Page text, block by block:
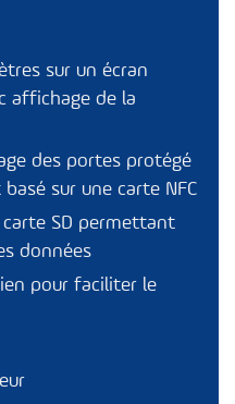
sur un écran
affichage de la
des portes protégé
sur une carte NFC
SD permettant
données
pour faciliter le